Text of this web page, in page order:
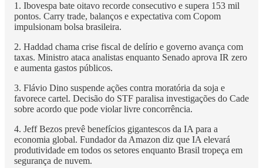
1. Ibovespa bate oitavo recorde consecutivo e supera 153 mil
pontos. Carry trade, balanços e expectativa com Copom
impulsionam bolsa brasileira.
2. Haddad chama crise fiscal de delírio e governo avança com
taxas. Ministro ataca analistas enquanto Senado aprova IR zero
e aumenta gastos públicos.
3. Flávio Dino suspende ações contra moratória da soja e
favorece cartel. Decisão do STF paralisa investigações do Cade
sobre acordo que pode violar livre concorrência.
4. Jeff Bezos prevê benefícios gigantescos da IA para a
economia global. Fundador da Amazon diz que IA elevará
produtividade em todos os setores enquanto Brasil tropeça em
segurança de nuvem.